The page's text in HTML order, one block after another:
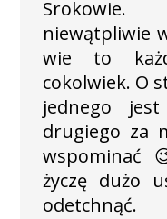
niewątpliwie
wie to
cokolwiek. O
jednego
drugiego za
wspominać
życzę dużo
odetchnąć.